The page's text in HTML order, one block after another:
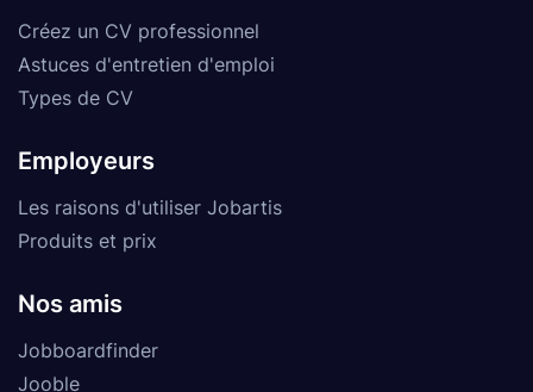
Créez un CV professionnel
Astuces d'entretien d'emploi
Types de CV
Employeurs
Les raisons d'utiliser Jobartis
Produits et prix
Nos amis
Jobboardfinder
Jooble